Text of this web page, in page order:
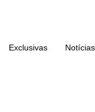
Exclusivas Notícias